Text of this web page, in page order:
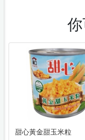
甜心黃金甜玉米粒